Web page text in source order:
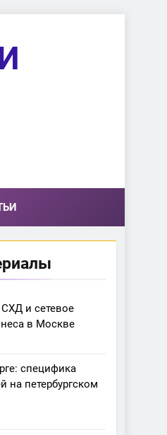
и сетевое
в Москве
специфика
на петербургском